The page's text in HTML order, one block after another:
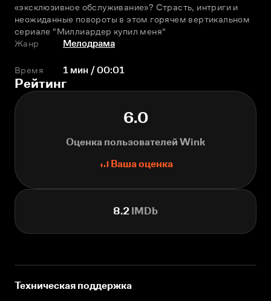
«эксклюзивное обслуживание»? Страсть, интриги и
неожиданные повороты в этом горячем вертикальном
сериале "Миллиардер купил меня"
Жанр
Мелодрама
Время 1 мин / 00:01
Рейтинг
6.0
Оценка пользователей Wink
Ваша оценка
8.2 IMDb
Техническая поддержка